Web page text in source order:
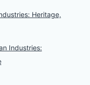
Heritage,
Industries: